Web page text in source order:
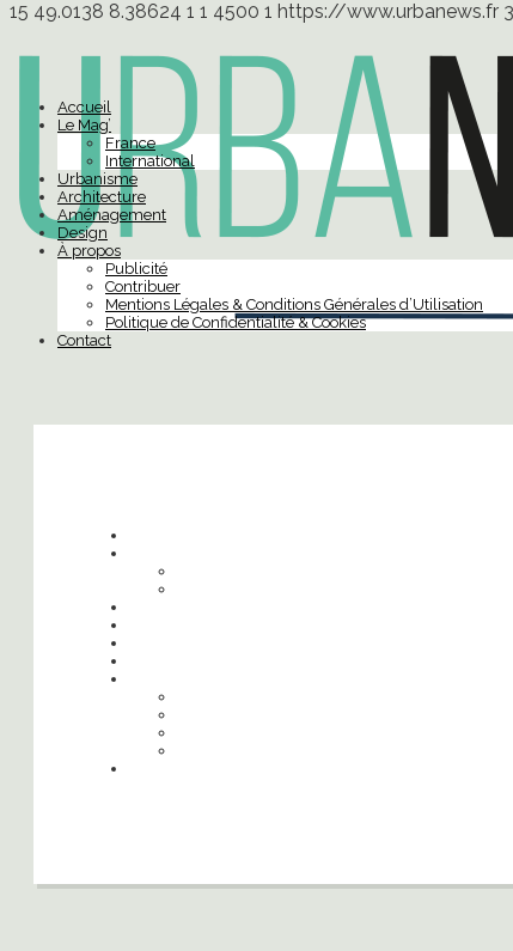
15 49.0138 8.38624 1 1 4500 1 https://www.urbanews.fr
Accueil
Le Mag’
France
International
Urbanisme
Architecture
Aménagement
Design
À propos
Publicité
Contribuer
Mentions Légales & Conditions Générales d’Utilisation
Politique de Confidentialité & Cookies
Contact